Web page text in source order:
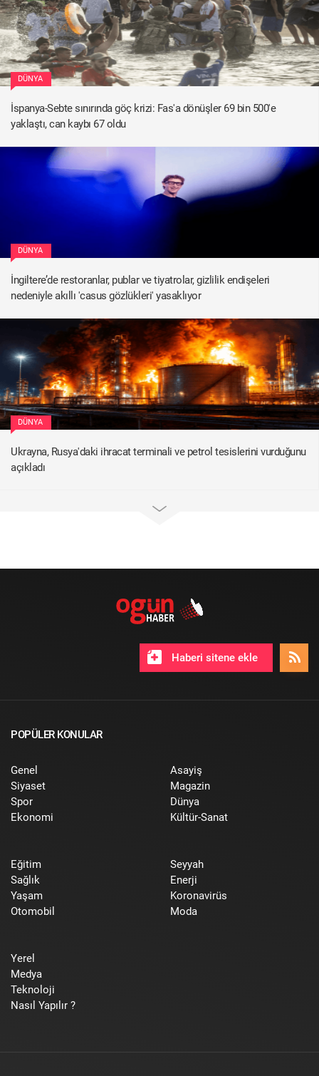
DÜNYA
İspanya-Sebte sınırında göç krizi: Fas'a dönüşler 69 bin 500'e
yaklaştı, can kaybı 67 oldu
DÜNYA
İngiltere’de restoranlar, publar ve tiyatrolar, gizlilik endişeleri
nedeniyle akıllı 'casus gözlükleri' yasaklıyor
DÜNYA
Ukrayna, Rusya'daki ihracat terminali ve petrol tesislerini vurduğunu
açıkladı
Haberi sitene ekle
POPÜLER KONULAR
Genel
Siyaset
Spor
Ekonomi
Asayiş
Magazin
Dünya
Kültür-Sanat
Eğitim
Sağlık
Yaşam
Otomobil
Seyyah
Enerji
Koronavirüs
Moda
Yerel
Medya
Teknoloji
Nasıl Yapılır ?